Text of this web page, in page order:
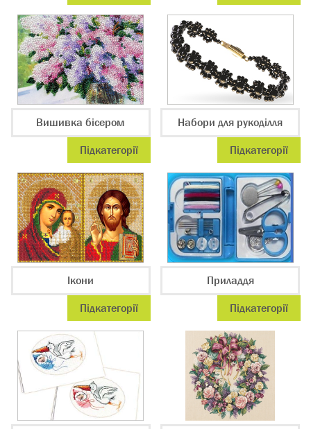
Вишивка бісером
Підкатегорії
Набори для рукоділля
Підкатегорії
Ікони
Підкатегорії
Приладдя
Підкатегорії